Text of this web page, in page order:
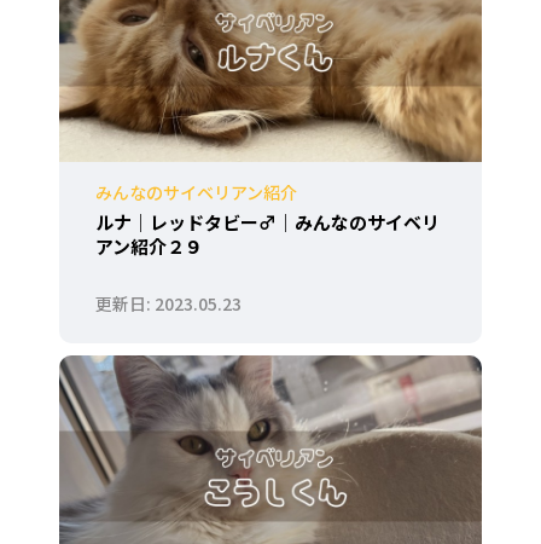
みんなのサイベリアン紹介
ルナ｜レッドタビー♂｜みんなのサイベリ
アン紹介２９
2023.05.23